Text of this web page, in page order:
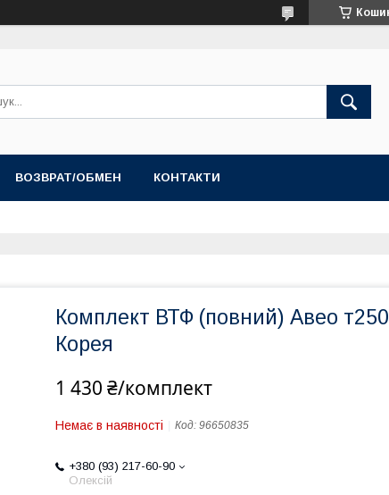
ВОЗВРАТ/ОБМЕН КОНТАКТИ
Комплект ВТФ (повний) Авео
Корея
1 430 ₴/комплект
Немає в наявності Код: 96650835
+380 (93) 217-60-90
Олексій